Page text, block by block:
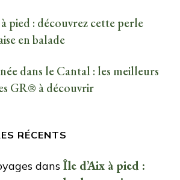
pied : découvrez cette perle
en balade
dans le Cantal : les meilleurs
GR® à découvrir
RÉCENTS
dans Île d’Aix à pied :